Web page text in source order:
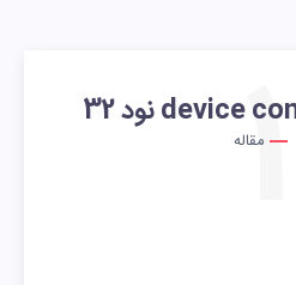
مقاله
1